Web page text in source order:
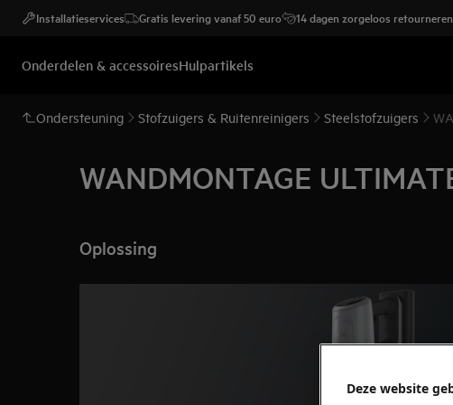
Installatieservices Gratis levering vanaf 50 euro 14 dagen zorgeloos retourneren
Onderdelen & accessoiresHulpartikels
Ondersteuning Stofzuigers & Ruitenreinigers Steelstofzuigers
WANDMONTAGE
Oplossing
Deze website